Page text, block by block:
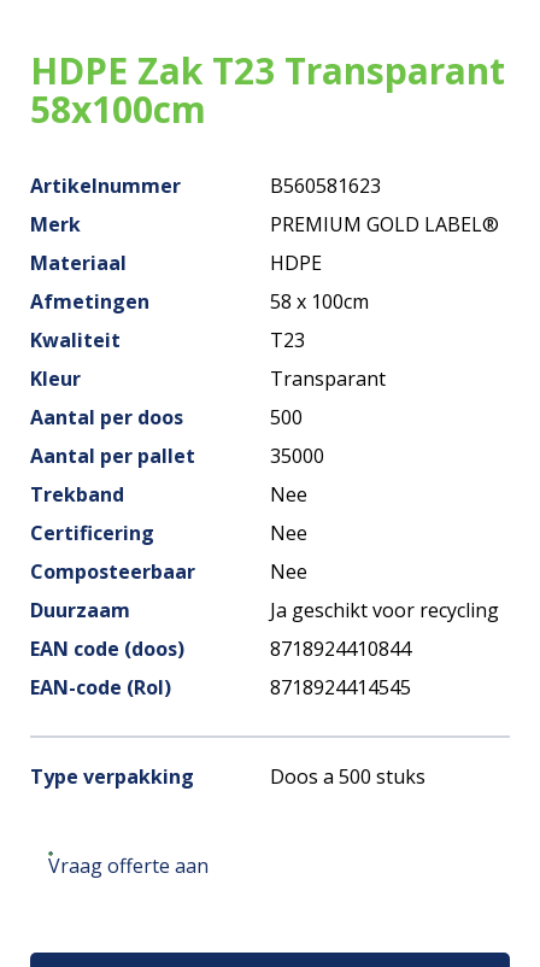
Nieuws
HDPE Zak T23 Transparant
58x100cm
Artikelnummer
B560581623
Merk
PREMIUM GOLD LABEL®
Materiaal
HDPE
Afmetingen
58 x 100cm
Kwaliteit
T23
Kleur
Transparant
Aantal per doos
500
Aantal per pallet
35000
Trekband
Nee
Certificering
Nee
Composteerbaar
Nee
Duurzaam
Ja geschikt voor recycling
EAN code (doos)
8718924410844
EAN-code (Rol)
8718924414545
Type verpakking Doos a 500 stuks
Vraag offerte aan